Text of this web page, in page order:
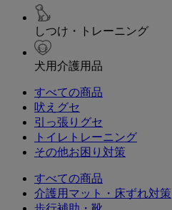
しつけ・トレーニング
犬用介護用品
すべての商品
吠えグセ
引っ張りグセ
トイレトレーニング
その他お困り対策
すべての商品
介護用マット・床ずれ対策